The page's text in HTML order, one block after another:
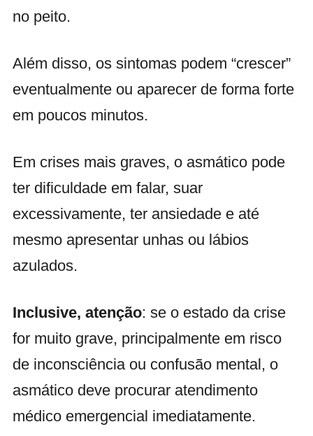
no peito.
Além disso, os sintomas podem “crescer”
eventualmente ou aparecer de forma forte
em poucos minutos.
Em crises mais graves, o asmático pode
ter dificuldade em falar, suar
excessivamente, ter ansiedade e até
mesmo apresentar unhas ou lábios
azulados.
Inclusive, atenção: se o estado da crise
for muito grave, principalmente em risco
de inconsciência ou confusão mental, o
asmático deve procurar atendimento
médico emergencial imediatamente.